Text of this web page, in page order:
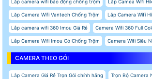
Lắp camera wifi báo động chống trộm Lắp Camea Wifi
Lăp Camera Wifi Vantech Chống Trộm Lắp Camera Wifi
Lắp camera wifi 360 Imou Giá Rẻ Camera Wifi 360 Full
Lắp Camera Wifi Imou Có Chống Trộm Camera Wifi Siêu
CAMERA THEO GÓI
Lắp Camera Giá Rẻ Trọn Gói chính hãng Trọn Bộ Camera